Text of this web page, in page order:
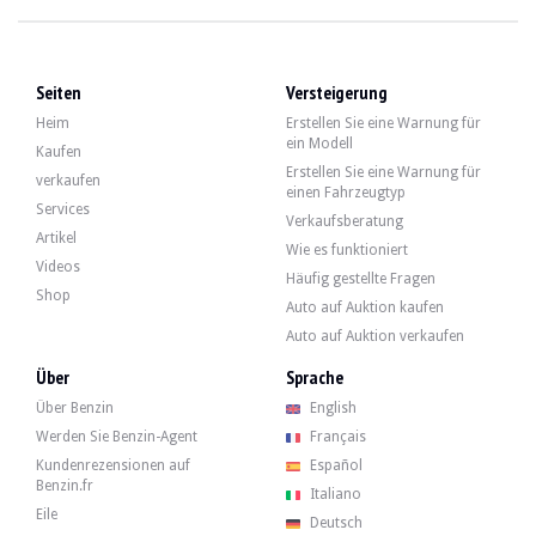
Beschreibung
Dieser Mercedes CLK 55 AMG W208 aus dem Jahr 2000 hat 231.000 km auf
Der Verkäufer gibt an, dass sich das Fahrzeug in einem durchschnittlichen
Im Innenraum gibt der Verkäufer an, dass sich das Fahrzeug in einem
- Der Dachhimmel beginnt sich in Richtung Heckscheibe zu lösen, bleibt aber
- Holzverkleidung der AVD-Tür beginnt sich zu lösen
- Rissige Einsätze um die Bedienknöpfe der elektrischen Sitzverstellung (AVG,
- Leichter Kratzer am Zigarettenanzünder
Seiten
Heim
Kaufen
verkaufen
Services
Artikel
Videos
Shop
Versteigerung
Erstellen Sie eine Warnung für
ein Modell
Erstellen Sie eine Warnung für
einen Fahrzeugtyp
Verkaufsberatung
Wie es funktioniert
Häufig gestellte Fragen
Auto auf Auktion kaufen
Auto auf Auktion verkaufen
Über
Über Benzin
Werden Sie Benzin-Agent
Kundenrezensionen auf
Benzin.fr
Eile
Sprache
English
Français
Español
Italiano
Deutsch